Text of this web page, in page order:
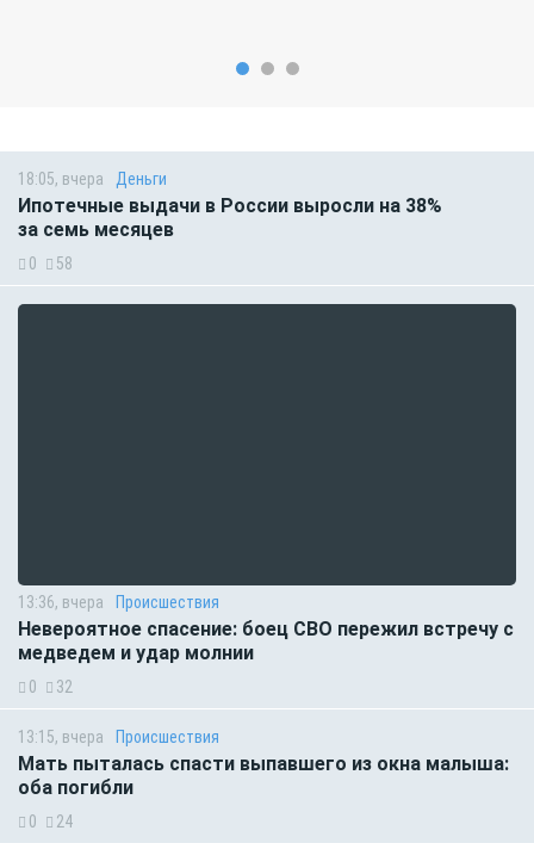
18:05, вчера Деньги
Ипотечные выдачи в России выросли на 38%
за семь месяцев
0 58
13:36, вчера Происшествия
Невероятное спасение: боец СВО пережил встречу с
медведем и удар молнии
0 32
13:15, вчера Происшествия
Мать пыталась спасти выпавшего из окна малыша:
оба погибли
0 24